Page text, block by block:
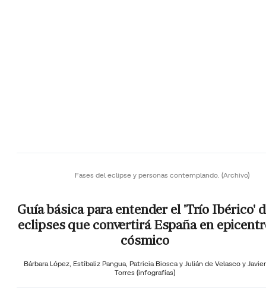
Fases del eclipse y personas contemplando. (Archivo)
Guía básica para entender el 'Trío Ibérico'
eclipses que convertirá España en
cósmico
Bárbara López, Estíbaliz Pangua, Patricia Biosca y Julián de Velasco y Javier
Torres (infografías)